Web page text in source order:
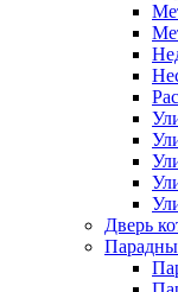
Дверь